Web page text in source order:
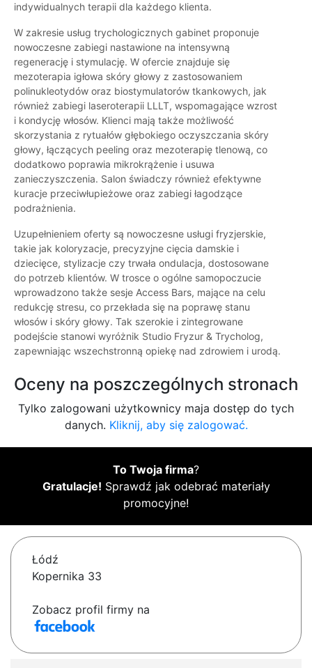
indywidualnych terapii dla każdego klienta.
W zakresie usług trychologicznych gabinet proponuje
nowoczesne zabiegi nastawione na intensywną
regenerację i stymulację. W ofercie znajduje się
mezoterapia igłowa skóry głowy z zastosowaniem
polinukleotydów oraz biostymulatorów tkankowych, jak
również zabiegi laseroterapii LLLT, wspomagające wzrost
i kondycję włosów. Klienci mają także możliwość
skorzystania z rytuałów głębokiego oczyszczania skóry
głowy, łączących peeling oraz mezoterapię tlenową, co
dodatkowo poprawia mikrokrążenie i usuwa
zanieczyszczenia. Salon świadczy również efektywne
kuracje przeciwłupieżowe oraz zabiegi łagodzące
podrażnienia.
Uzupełnieniem oferty są nowoczesne usługi fryzjerskie,
takie jak koloryzacje, precyzyjne cięcia damskie i
dziecięce, stylizacje czy trwała ondulacja, dostosowane
do potrzeb klientów. W trosce o ogólne samopoczucie
wprowadzono także sesje Access Bars, mające na celu
redukcję stresu, co przekłada się na poprawę stanu
włosów i skóry głowy. Tak szerokie i zintegrowane
podejście stanowi wyróżnik Studio Fryzur & Trycholog,
zapewniając wszechstronną opiekę nad zdrowiem i urodą.
Oceny na poszczególnych stronach
Tylko zalogowani użytkownicy maja dostęp do tych
danych. Kliknij, aby się zalogować.
To Twoja firma?
Gratulacje! Sprawdź jak odebrać materiały
promocyjne!
Łódź
Kopernika 33
Zobacz profil firmy na